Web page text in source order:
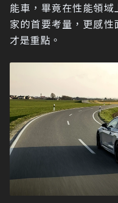
能車，畢竟在性能領
家的首要考量，更感
才是重點。